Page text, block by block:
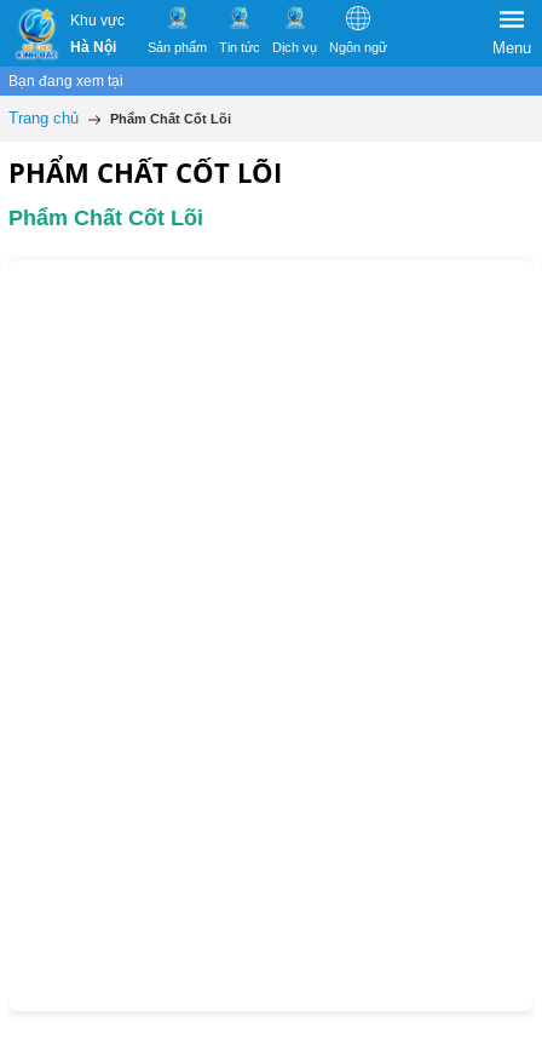
Khu vực
Hà Nội
Sản phẩm Tin tức Dịch vụ Ngôn ngữ Menu
Bạn đang xem tại
Trang chủ Phẩm Chất Cốt Lõi
PHẨM CHẤT CỐT LÕI
Phẩm Chất Cốt Lõi